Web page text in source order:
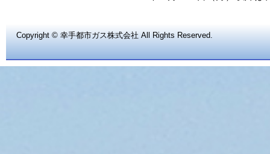
Copyright © 幸手都市ガス株式会社 All Rights Reserved.